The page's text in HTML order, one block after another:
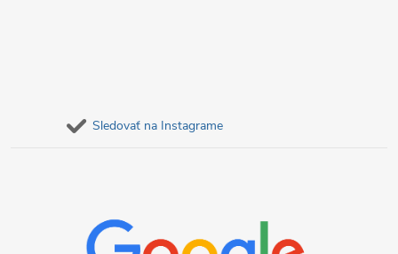
Sledovať na Instagrame